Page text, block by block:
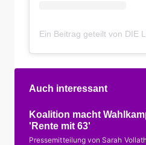
Auch interessant
Koalition macht
'Rente mit 63'
Pressemitteilung von Sarah